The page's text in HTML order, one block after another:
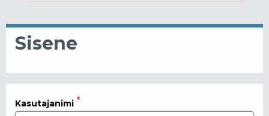
Sisene
Kasutajanimi